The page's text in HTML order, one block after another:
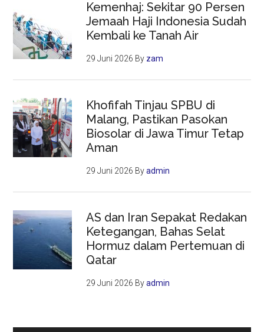
Kemenhaj: Sekitar 90 Persen
Jemaah Haji Indonesia Sudah
Kembali ke Tanah Air
29 Juni 2026 By zam
Khofifah Tinjau SPBU di
Malang, Pastikan Pasokan
Biosolar di Jawa Timur Tetap
Aman
29 Juni 2026 Byadmin
AS dan Iran Sepakat Redakan
Ketegangan, Bahas Selat
Hormuz dalam Pertemuan di
Qatar
29 Juni 2026 Byadmin